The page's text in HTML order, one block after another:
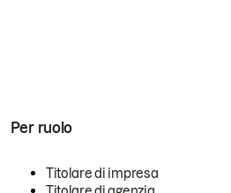
Per ruolo
Titolare di impresa